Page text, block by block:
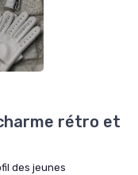
rétro et
des jeunes